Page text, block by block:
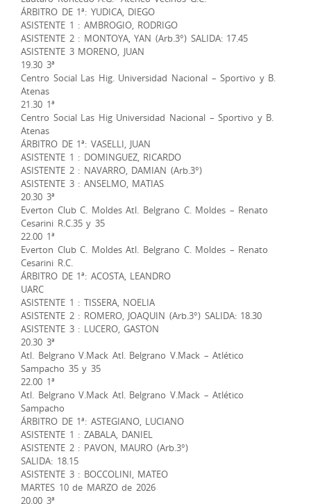
ÁRBITRO DE 1ª: YUDICA, DIEGO
ASISTENTE 1 : AMBROGIO, RODRIGO
ASISTENTE 2 : MONTOYA, YAN (Arb.3°) SALIDA: 17.45
ASISTENTE 3 MORENO, JUAN
19.30 3ª
Centro Social Las Hig. Universidad Nacional – Sportivo y B.
Atenas
21.30 1ª
Centro Social Las Hig Universidad Nacional – Sportivo y B.
Atenas
ÁRBITRO DE 1ª: VASELLI, JUAN
ASISTENTE 1 : DOMINGUEZ, RICARDO
ASISTENTE 2 : NAVARRO, DAMIAN (Arb.3°)
ASISTENTE 3 : ANSELMO, MATIAS
20.30 3ª
Everton Club C. Moldes Atl. Belgrano C. Moldes – Renato
Cesarini R.C.35 y 35
22.00 1ª
Everton Club C. Moldes Atl. Belgrano C. Moldes – Renato
Cesarini R.C.
ÁRBITRO DE 1ª: ACOSTA, LEANDRO
UARC
ASISTENTE 1 : TISSERA, NOELIA
ASISTENTE 2 : ROMERO, JOAQUIN (Arb.3°) SALIDA: 18.30
ASISTENTE 3 : LUCERO, GASTON
20.30 3ª
Atl. Belgrano V.Mack Atl. Belgrano V.Mack – Atlético
Sampacho 35 y 35
22.00 1ª
Atl. Belgrano V.Mack Atl. Belgrano V.Mack – Atlético
Sampacho
ÁRBITRO DE 1ª: ASTEGIANO, LUCIANO
ASISTENTE 1 : ZABALA, DANIEL
ASISTENTE 2 : PAVON, MAURO (Arb.3°)
SALIDA: 18.15
ASISTENTE 3 : BOCCOLINI, MATEO
MARTES 10 de MARZO de 2026
20.00 3ª